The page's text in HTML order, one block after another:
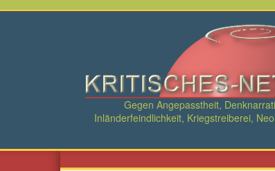
Direkt
Gegen Angepasstheit,
Inländerfeindlichkeit, Kriegstreiberei,